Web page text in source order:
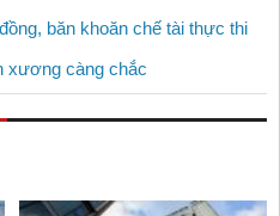
băn khoăn chế tài thực thi
xương càng chắc